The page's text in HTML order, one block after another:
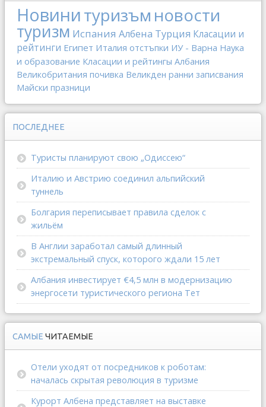
Новинитуризъм новости
туризм Испания Албена Турция Класации и
рейтинги Египет Италия отстъпки ИУ - Варна Наука
и образование Класации и рейтингы Албания
Великобритания почивка Великден ранни записвания
Майски празници
ПОСЛЕДНЕЕ
Туристы планируют свою „Одиссею“
Италию и Австрию соединил альпийский
туннель
Болгария переписывает правила сделок с
жильём
В Англии заработал самый длинный
экстремальный спуск, которого ждали 15 лет
Албания инвестирует €4,5 млн в модернизацию
энергосети туристического региона Тет
САМЫЕ ЧИТАЕМЫЕ
Отели уходят от посредников к роботам:
началась скрытая революция в туризме
Курорт Албена представляет на выставке